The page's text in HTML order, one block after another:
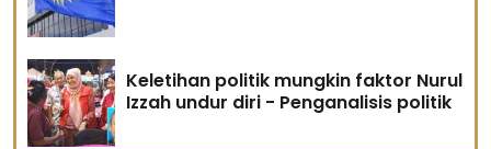
Keletihan politik mungkin faktor Nurul
Izzah undur diri - Penganalisis politik